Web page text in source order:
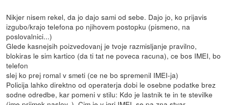
Nikjer nisem rekel, da jo dajo sami od sebe. Dajo jo, ko prijavis
izgubo/krajo telefona po njihovem postopku (pismeno, na
poslovalnici...)
Glede kasnejsih poizvedovanj je tvoje razmisljanje pravilno,
blokiras le sim kartico (da ti tat ne poveca racuna), ce bos IMEI, bo
telefon
slej ko prej romal v smeti (ce ne bo spremenil IMEI-ja)
Policija lahko direktno od operaterja dobi le osebne podatke brez
sodne odredbe, kar pomeni v stilu: Kdo je lastnik te in te stevilke